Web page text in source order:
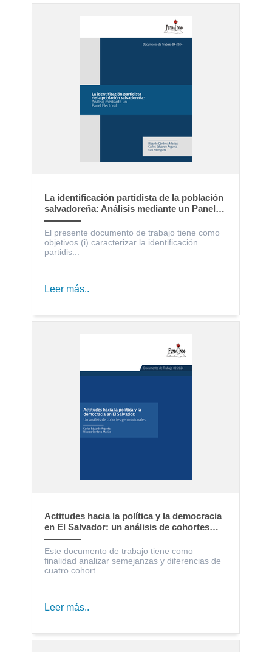
La identificación partidista de la población
salvadoreña: Análisis mediante un Panel
Electoral
El presente documento de trabajo tiene como
objetivos (i) caracterizar la identificación
partidis...
Leer más..
Actitudes hacia la política y la democracia
en El Salvador: un análisis de cohortes
generacionales
Este documento de trabajo tiene como
finalidad analizar semejanzas y diferencias de
cuatro cohort...
Leer más..